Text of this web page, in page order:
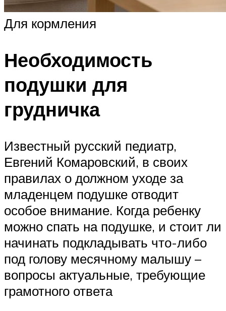
Для кормления
Необходимость
подушки для
грудничка
Известный русский педиатр,
Евгений Комаровский, в своих
правилах о должном уходе за
младенцем подушке отводит
особое внимание. Когда ребенку
можно спать на подушке, и стоит ли
начинать подкладывать что-либо
под голову месячному малышу –
вопросы актуальные, требующие
грамотного ответа